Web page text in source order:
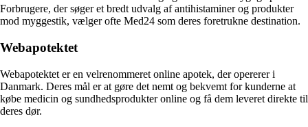
Forbrugere, der søger et bredt udvalg af antihistaminer og produkter
mod myggestik, vælger ofte Med24 som deres foretrukne destination.
Webapotektet
Webapotektet er en velrenommeret online apotek, der opererer i
Danmark. Deres mål er at gøre det nemt og bekvemt for kunderne at
købe medicin og sundhedsprodukter online og få dem leveret direkte til
deres dør.